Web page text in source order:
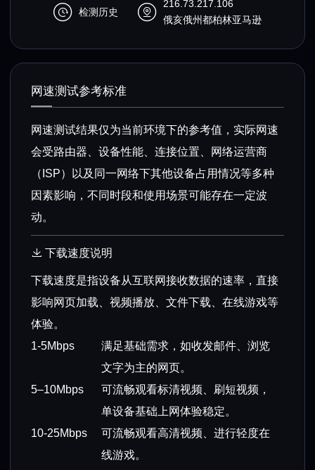
检测历史
216.73.217.106
俄亥俄州都柏林亚马逊
网速测试参考标准
网速测试结果仅为当前环境下的参考值，实际网速
会受路由器、设备性能、连接位置、网络运营商
（ISP）以及同一网络下其他设备占用情况等多种
因素影响，不同时段和使用场景可能存在一定波
动。
下载速度说明
下载速度是指设备从互联网接收数据的速率，直接
影响网页加载、视频播放、文件下载、在线游戏等
体验。
1-5Mbps
满足基础需求，如收发邮件、浏览
文字为主的网页。
5–10Mbps
可流畅观看标清视频、刷短视频，
单设备基础上网体验稳定。
10-25Mbps
可流畅观看高清视频、进行轻度在
线游戏。